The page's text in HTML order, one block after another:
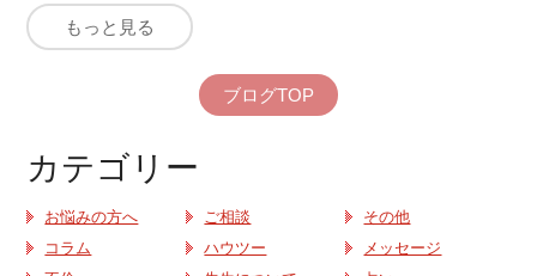
もっと見る
ブログTOP
カテゴリー
お悩みの方へ ご相談
その他
コラム
ハウツー
メッセージ